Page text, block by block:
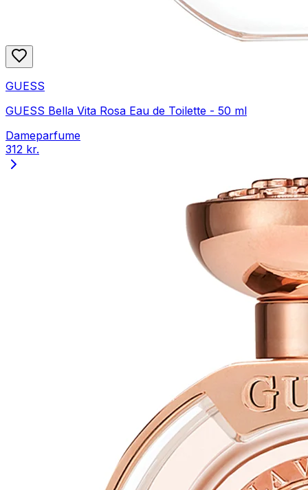
GUESS
GUESS Bella Vita Rosa Eau de Toilette - 50 ml
Dameparfume
312 kr.